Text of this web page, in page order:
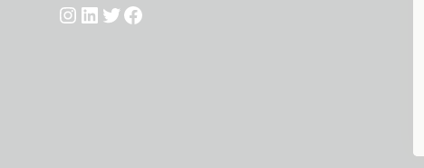
Instagram
LinkedIn
Twitter
Facebook